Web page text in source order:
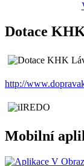
Dotace
http://
Mobilní